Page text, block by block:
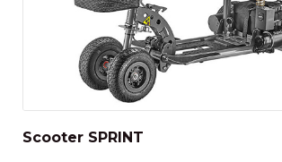
Scooter SPRINT